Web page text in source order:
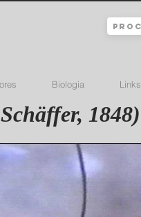
Biologia Links
1848)